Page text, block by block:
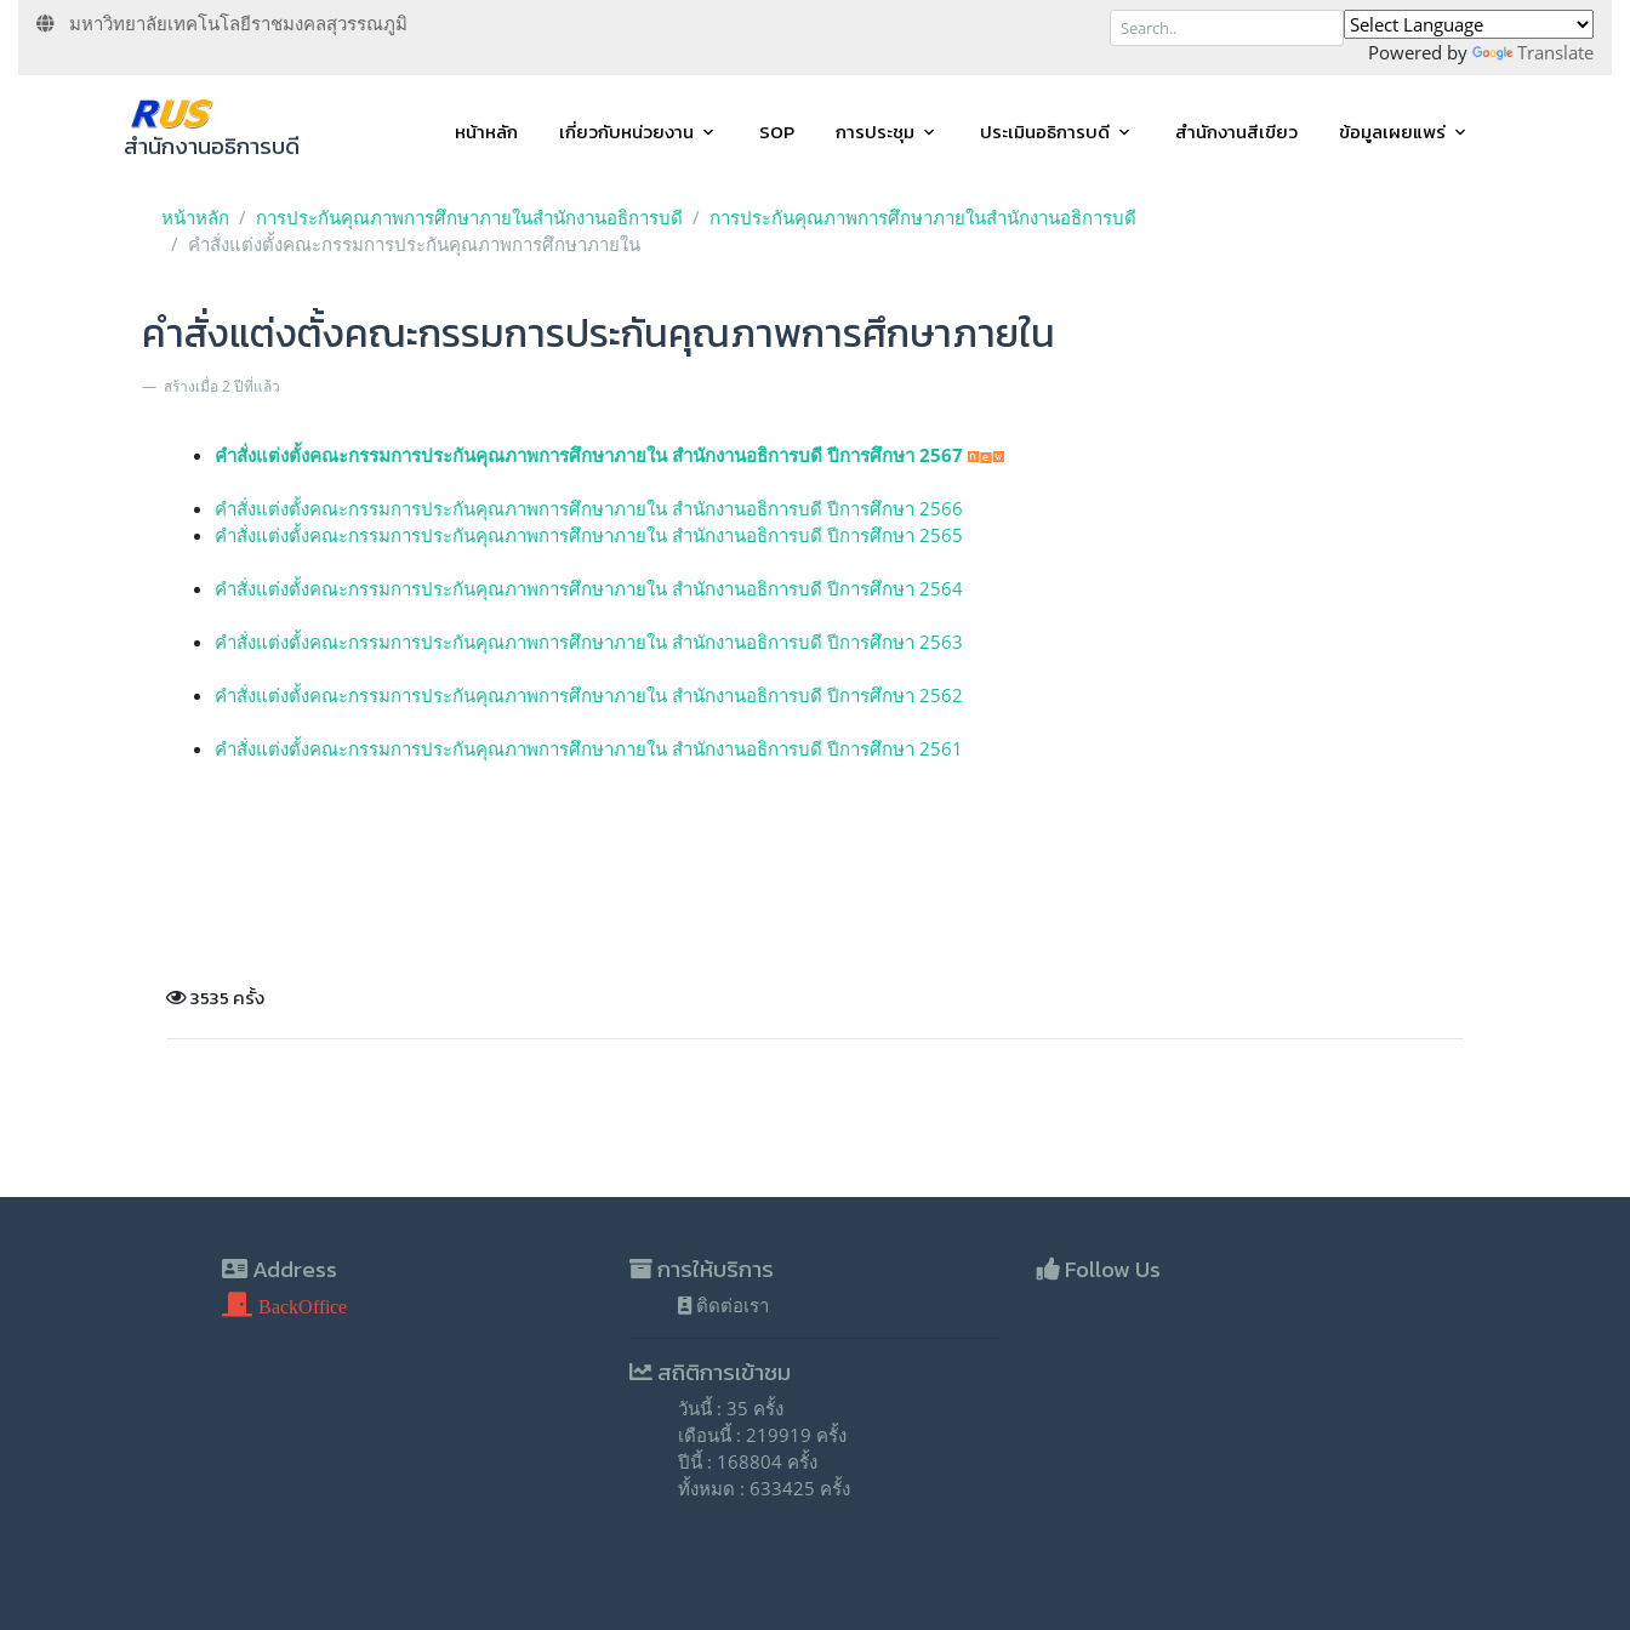
มหาวิทยาลัยเทคโนโลยีราชมงคลสุวรรณภูมิ
Powered by
Translate
สำนักงานอธิการบดี หน้าหลัก เกี่ยวกับหน่วยงาน SOP การประชุม ประเมินอธิการบดี สำนักงานสีเขียว ข้อมูลเผยแพร่
หน้าหลัก การประกันคุณภาพการศึกษาภายในสำนักงานอธิการบดี
การประกันคุณภาพการศึกษาภายในสำนักงานอธิการบดี
คำสั่งแต่งตั้งคณะกรรมการประกันคุณภาพการศึกษาภายใน
คำสั่งแต่งตั้งคณะกรรมการประกันคุณภาพการศึกษาภายใน
สร้างเมื่อ 2 ปีที่แล้ว
คำสั่งแต่งตั้งคณะกรรมการประกันคุณภาพการศึกษาภายใน สำนักงานอธิการบดี ปีการศึกษา 2567
คำสั่งแต่งตั้งคณะกรรมการประกันคุณภาพการศึกษาภายใน สำนักงานอธิการบดี ปีการศึกษา 2566
คำสั่งแต่งตั้งคณะกรรมการประกันคุณภาพการศึกษาภายใน สำนักงานอธิการบดี ปีการศึกษา 2565
คำสั่งแต่งตั้งคณะกรรมการประกันคุณภาพการศึกษาภายใน สำนักงานอธิการบดี ปีการศึกษา 2564
คำสั่งแต่งตั้งคณะกรรมการประกันคุณภาพการศึกษาภายใน สำนักงานอธิการบดี ปีการศึกษา 2563
คำสั่งแต่งตั้งคณะกรรมการประกันคุณภาพการศึกษาภายใน สำนักงานอธิการบดี ปีการศึกษา 2562
คำสั่งแต่งตั้งคณะกรรมการประกันคุณภาพการศึกษาภายใน สำนักงานอธิการบดี ปีการศึกษา 2561
3535 ครั้ง
Address
BackOffice
การให้บริการ
ติดต่อเรา
สถิติการเข้าชม
วันนี้ : 35 ครั้ง
เดือนนี้ : 219919 ครั้ง
ปีนี้ : 168804 ครั้ง
ทั้งหมด : 633425 ครั้ง
Follow Us